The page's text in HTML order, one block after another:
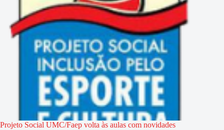
Projeto Social UMC/Faep volta às aulas com novidades